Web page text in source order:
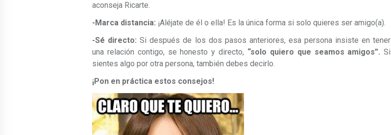
aconseja Ricarte.
-Marca distancia: ¡Aléjate de él o ella! Es la única forma si solo quieres ser amigo(a).
-Sé directo: Si después de los dos pasos anteriores, esa persona insiste en tener
una relación contigo, se honesto y directo, “solo quiero que seamos amigos”. Si
sientes algo por otra persona, también debes decirlo.
¡Pon en práctica estos consejos!